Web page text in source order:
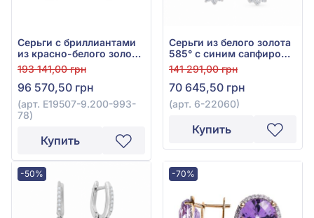
Серьги с бриллиантами
из красно-белого золота
585° с синим
гидротермальным
сапфиром 11,12ct и
бриллиантом 0,07ct, арт.
E19507-9.200-993-78
193 141,00 грн
96 570,50 грн
(арт. E19507-9.200-993-
78)
Купить
Серьги из белого золота
585° с синим сапфиром
0,96ct и бриллиантами
0,47ct, арт. 6-22060
141 291,00 грн
70 645,50 грн
(арт. 6-22060)
Купить
-50% -70%